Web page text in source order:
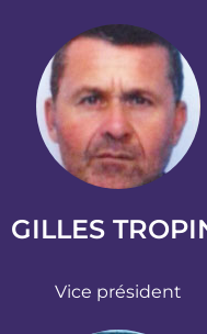
GILLES
Vice président